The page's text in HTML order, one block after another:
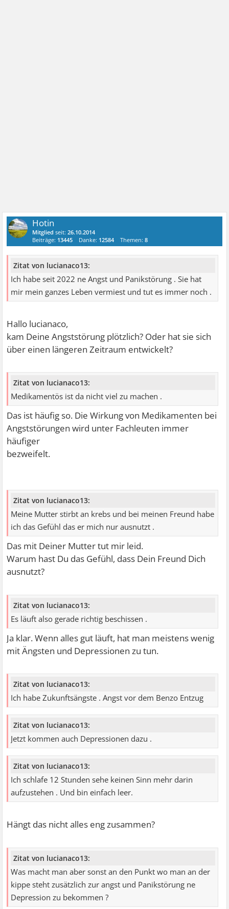
Hotin
Mitglied seit:26.10.2014
Beiträge: 13445 Danke: 12584 Themen:8
Zitat von lucianaco13:
Ich habe seit 2022 ne Angst und Panikstörung . Sie hat
mir mein ganzes Leben vermiest und tut es immer noch .
Hallo lucianaco,
kam Deine Angststörung plötzlich? Oder hat sie sich
über einen längeren Zeitraum entwickelt?
Zitat von lucianaco13:
Medikamentös ist da nicht viel zu machen .
Das ist häufig so. Die Wirkung von Medikamenten bei
Angststörungen wird unter Fachleuten immer
häufiger
bezweifelt.
Zitat von lucianaco13:
Meine Mutter stirbt an krebs und bei meinen Freund habe
ich das Gefühl das er mich nur ausnutzt .
Das mit Deiner Mutter tut mir leid.
Warum hast Du das Gefühl, dass Dein Freund Dich
ausnutzt?
Zitat von lucianaco13:
Es läuft also gerade richtig beschissen .
Ja klar. Wenn alles gut läuft, hat man meistens wenig
mit Ängsten und Depressionen zu tun.
Zitat von lucianaco13:
Ich habe Zukunftsängste . Angst vor dem Benzo Entzug
Zitat von lucianaco13:
Jetzt kommen auch Depressionen dazu .
Zitat von lucianaco13:
Ich schlafe 12 Stunden sehe keinen Sinn mehr darin
aufzustehen . Und bin einfach leer.
Hängt das nicht alles eng zusammen?
Zitat von lucianaco13:
Was macht man aber sonst an den Punkt wo man an der
kippe steht zusätzlich zur angst und Panikstörung ne
Depression zu bekommen ?